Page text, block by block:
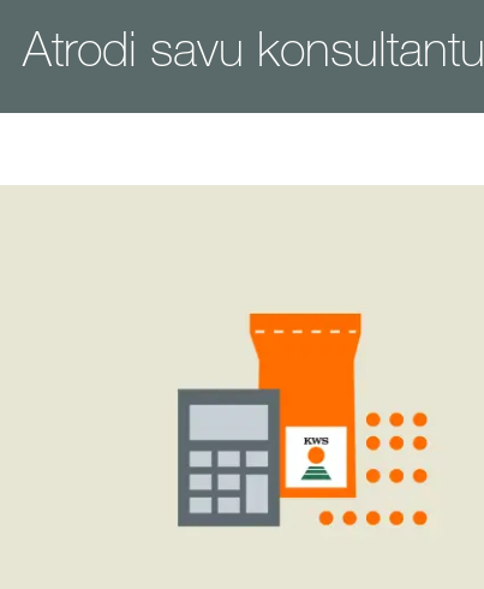
Atrodi savu konsultantu